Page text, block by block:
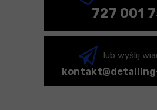
727 001
lub wyślij